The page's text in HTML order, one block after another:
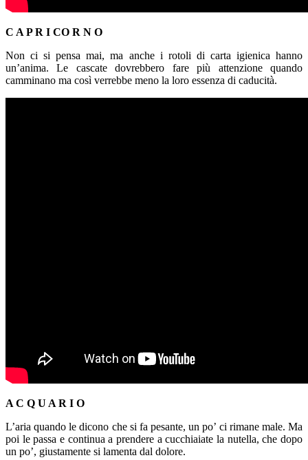
C A P R I CO R N O
Non ci si pensa mai, ma anche i rotoli di carta igienica hanno
un’anima. Le cascate dovrebbero fare più attenzione quando
camminano ma così verrebbe meno la loro essenza di caducità.
A C Q U A R I O
L’aria quando le dicono che si fa pesante, un po’ ci rimane male. Ma
poi le passa e continua a prendere a cucchiaiate la nutella, che dopo
un po’, giustamente si lamenta dal dolore.